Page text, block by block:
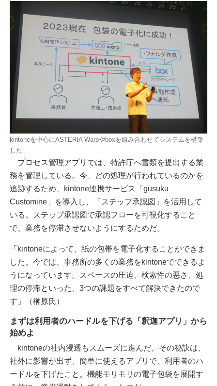
kintoneを中心にASTERIA Warpやboxを組み合わせてシステムを構築
した
プロセス管理アプリでは、特許庁へ書類を提出する業
務を管理している。今、どの処理が行われているのかを
追跡するため、kintone連携サービス「gusuku
Customine」を導入し、「ステップ承認図」を活用して
いる。ステップ承認図で承認フローを可視化すること
で、業務を停滞させないようにするためだ。
「kintoneによって、紙の包帯を電子化することができま
した。今では、事務所の多くの業務をkintoneでできるよ
うになっています。スペースの圧迫、検索性の悪さ、処
理の停滞といった、3つの課題をすべて解決できたので
す」（榊原氏）
まずは利用者のハードルを下げる「釈迦アプリ」から
始めよ
kintoneの社内浸透もスムーズに進んだ。その秘訣は、
社外に影響が出ず、簡単に使えるアプリで、利用者のハ
ードルを下げたこと。機能モリモリの電子包袋を展開す